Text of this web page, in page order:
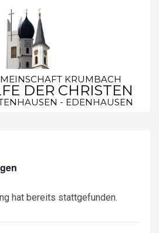
KRUMBACH
DER CHRISTEN
- EDENHAUSEN
hat bereits stattgefunden.